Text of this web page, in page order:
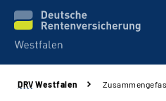
Kontakt und Beratung
DRV Westfalen